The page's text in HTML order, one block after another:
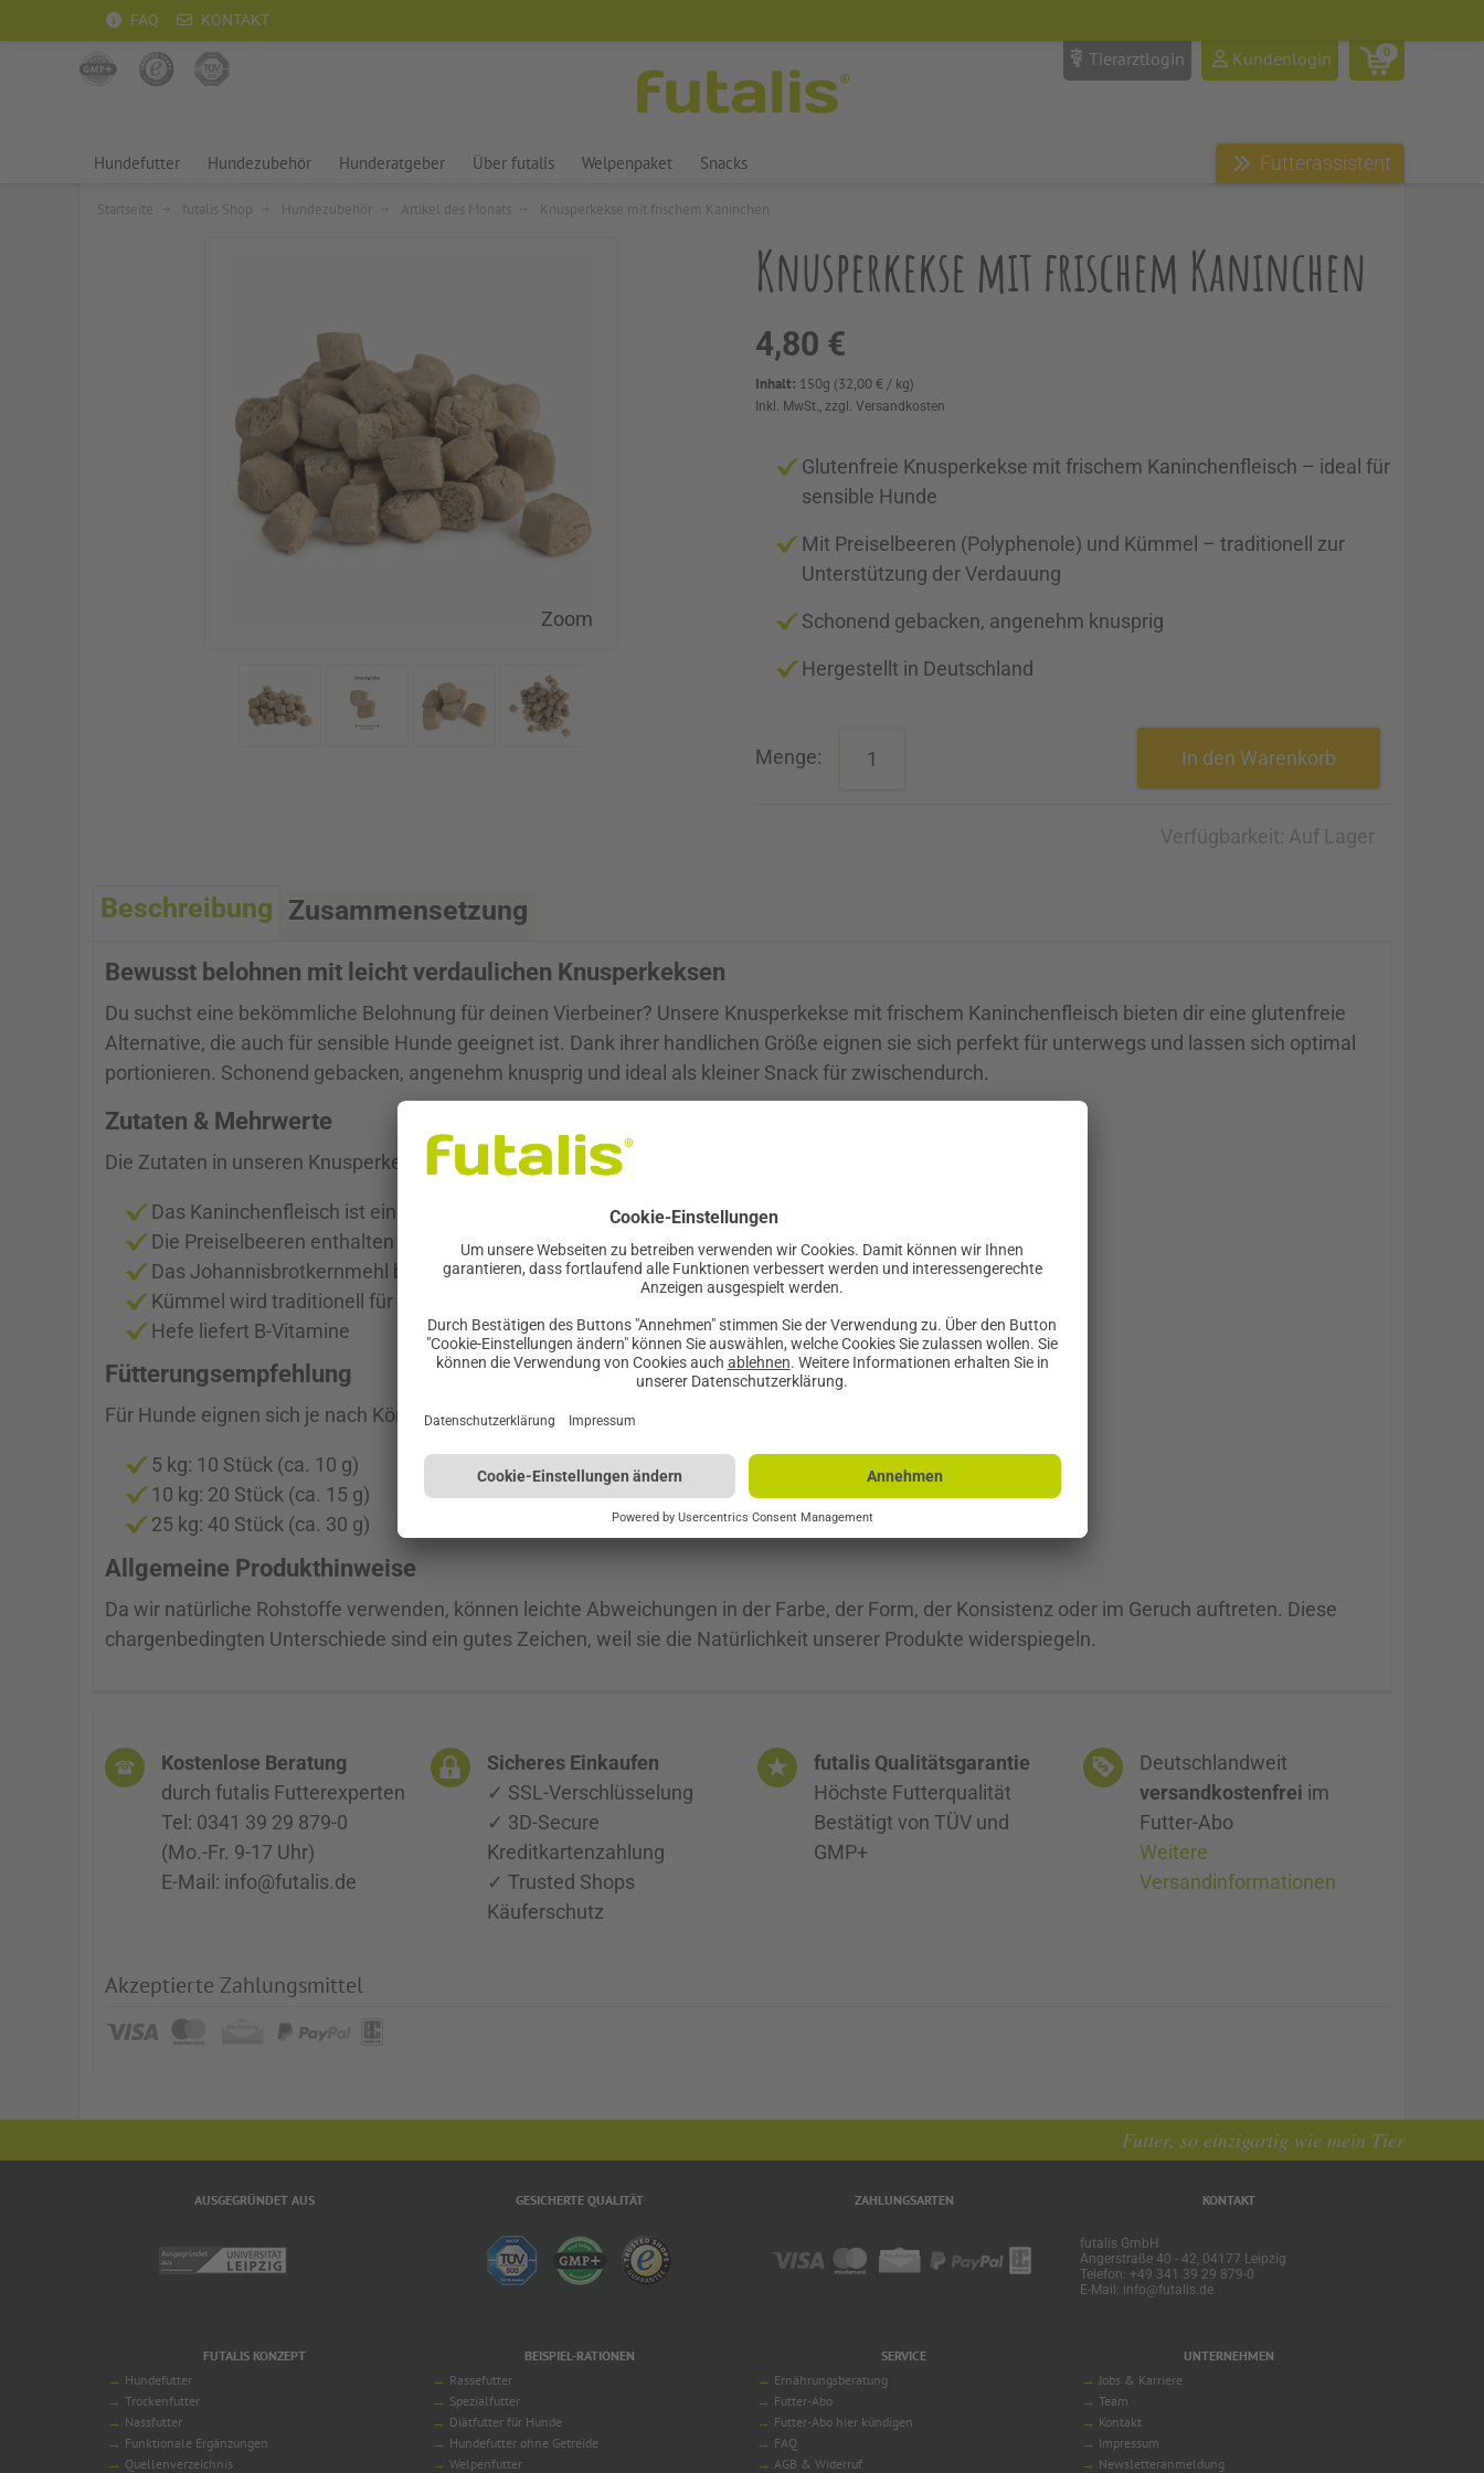
FAQ KONTAKT
futalis®
0
Tierarztlogin Kundenlogin
Hundefutter Hundezubehör Hunderatgeber Über futalis Welpenpaket Snacks Futterassistent
Startseite futalis Shop Hundezubehör Artikel des Monats Knusperkekse mit frischem Kaninchen
Zoom
Knusperkekse mit frischem Kaninchen
4,80 €
Inhalt: 150g (32,00€/ kg)
Inkl. MwSt., zzgl. Versandkosten
Glutenfreie Knusperkekse mit frischem Kaninchenfleisch – ideal für
sensible Hunde
Mit Preiselbeeren (Polyphenole) und Kümmel – traditionell zur
Unterstützung der Verdauung
Schonend gebacken, angenehm knusprig
Hergestellt in Deutschland
Menge: In den Warenkorb
Verfügbarkeit: Auf Lager
Beschreibung Zusammensetzung
Bewusst belohnen mit leicht verdaulichen Knusperkeksen
Du suchst eine bekömmliche Belohnung für deinen Vierbeiner? Unsere Knusperkekse mit frischem Kaninchenfleisch bieten dir eine glutenfreie
Alternative, die auch für sensible Hunde geeignet ist. Dank ihrer handlichen Größe eignen sie sich perfekt für unterwegs und lassen sich optimal
portionieren. Schonend gebacken, angenehm knusprig und ideal als kleiner Snack für zwischendurch.
Zutaten & Mehrwerte
Die Zutaten in unseren Knusperkeksen können mehr als nur gut schmecken:
Das Kaninchenfleisch ist eine gut verdauliche Proteinquelle und sorgt für Abwechslung im Snack-Alltag
Die Preiselbeeren enthalten Polyphenole, das sind sekundäre Pflanzenstoffe mit antioxidativem Potenzial
Das Johannisbrotkernmehl bringt natürliche Ballaststoffe mit
Kümmel wird traditionell für die Verdauung eingesetzt
Hefe liefert B-Vitamine
Fütterungsempfehlung
Für Hunde eignen sich je nach Körpergewicht die folgenden Futtermengen pro Tag:
5 kg: 10 Stück (ca. 10 g)
10 kg: 20 Stück (ca. 15 g)
25 kg: 40 Stück (ca. 30 g)
Allgemeine Produkthinweise
Da wir natürliche Rohstoffe verwenden, können leichte Abweichungen in der Farbe, der Form, der Konsistenz oder im Geruch auftreten. Diese
chargenbedingten Unterschiede sind ein gutes Zeichen, weil sie die Natürlichkeit unserer Produkte widerspiegeln.
Kostenlose Beratung
durch futalis Futterexperten
Tel: 0341 39 29 879-0
(Mo.-Fr. 9-17 Uhr)
E-Mail: info@futalis.de
Sicheres Einkaufen
✓ SSL-Verschlüsselung
✓ 3D-Secure
Kreditkartenzahlung
✓ Trusted Shops
Käuferschutz
futalis Qualitätsgarantie
Höchste Futterqualität
Bestätigt von TÜV und
GMP+
Deutschlandweit
versandkostenfrei im
Futter-Abo
Weitere
Versandinformationen
Akzeptierte Zahlungsmittel
Futter, so einzigartig wie mein Tier
AUSGEGRÜNDET AUS GESICHERTE QUALITÄT ZAHLUNGSARTEN KONTAKT
futalis GmbH
Angerstraße 40 - 42, 04177 Leipzig
Telefon: +49 341 39 29 879-0
E-Mail: info@futalis.de
FUTALIS KONZEPT
Hundefutter
Trockenfutter
Nassfutter
Funktionale Ergänzungen
Quellenverzeichnis
BEISPIEL-RATIONEN
Rassefutter
Spezialfutter
Diätfutter für Hunde
Hundefutter ohne Getreide
Welpenfutter
SERVICE
Ernährungsberatung
Futter-Abo
Futter-Abo hier kündigen
FAQ
AGB & Widerruf
UNTERNEHMEN
Jobs & Karriere
Team
Kontakt
Impressum
Newsletteranmeldung